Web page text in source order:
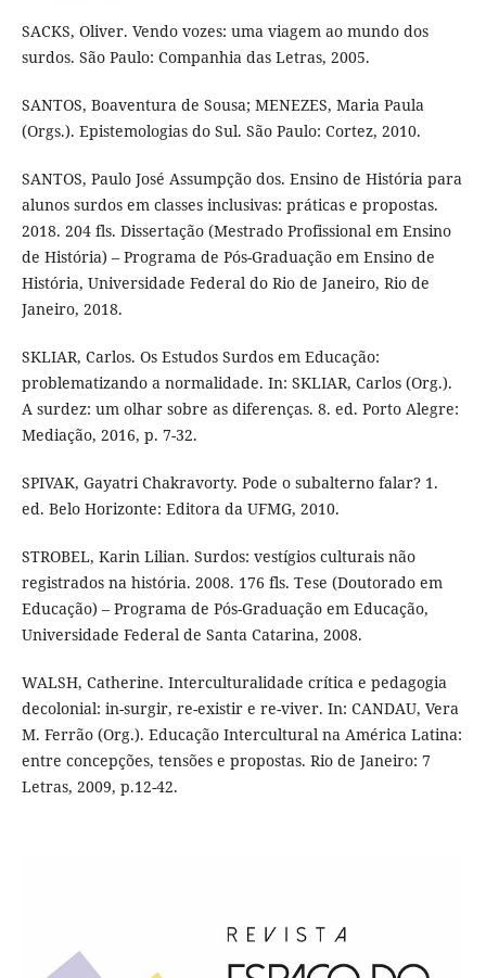
SACKS, Oliver. Vendo vozes: uma viagem ao mundo dos
surdos. São Paulo: Companhia das Letras, 2005.
SANTOS, Boaventura de Sousa; MENEZES, Maria Paula
(Orgs.). Epistemologias do Sul. São Paulo: Cortez, 2010.
SANTOS, Paulo José Assumpção dos. Ensino de História para
alunos surdos em classes inclusivas: práticas e propostas.
2018. 204 fls. Dissertação (Mestrado Profissional em Ensino
de História) – Programa de Pós-Graduação em Ensino de
História, Universidade Federal do Rio de Janeiro, Rio de
Janeiro, 2018.
SKLIAR, Carlos. Os Estudos Surdos em Educação:
problematizando a normalidade. In: SKLIAR, Carlos (Org.).
A surdez: um olhar sobre as diferenças. 8. ed. Porto Alegre:
Mediação, 2016, p. 7-32.
SPIVAK, Gayatri Chakravorty. Pode o subalterno falar? 1.
ed. Belo Horizonte: Editora da UFMG, 2010.
STROBEL, Karin Lilian. Surdos: vestígios culturais não
registrados na história. 2008. 176 fls. Tese (Doutorado em
Educação) – Programa de Pós-Graduação em Educação,
Universidade Federal de Santa Catarina, 2008.
WALSH, Catherine. Interculturalidade crítica e pedagogia
decolonial: in-surgir, re-existir e re-viver. In: CANDAU, Vera
M. Ferrão (Org.). Educação Intercultural na América Latina:
entre concepções, tensões e propostas. Rio de Janeiro: 7
Letras, 2009, p.12-42.